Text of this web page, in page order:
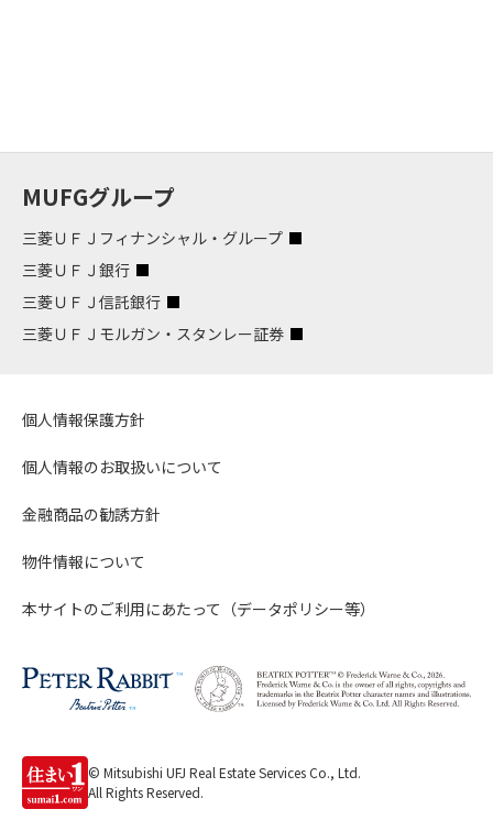
MUFGグループ
三菱ＵＦＪフィナンシャル・グループ
三菱ＵＦＪ銀行
三菱ＵＦＪ信託銀行
三菱ＵＦＪモルガン・スタンレー証券
個人情報保護方針
個人情報のお取扱いについて
金融商品の勧誘方針
物件情報について
本サイトのご利用にあたって（データポリシー等）
© Mitsubishi UFJ Real Estate Services Co., Ltd.
All Rights Reserved.